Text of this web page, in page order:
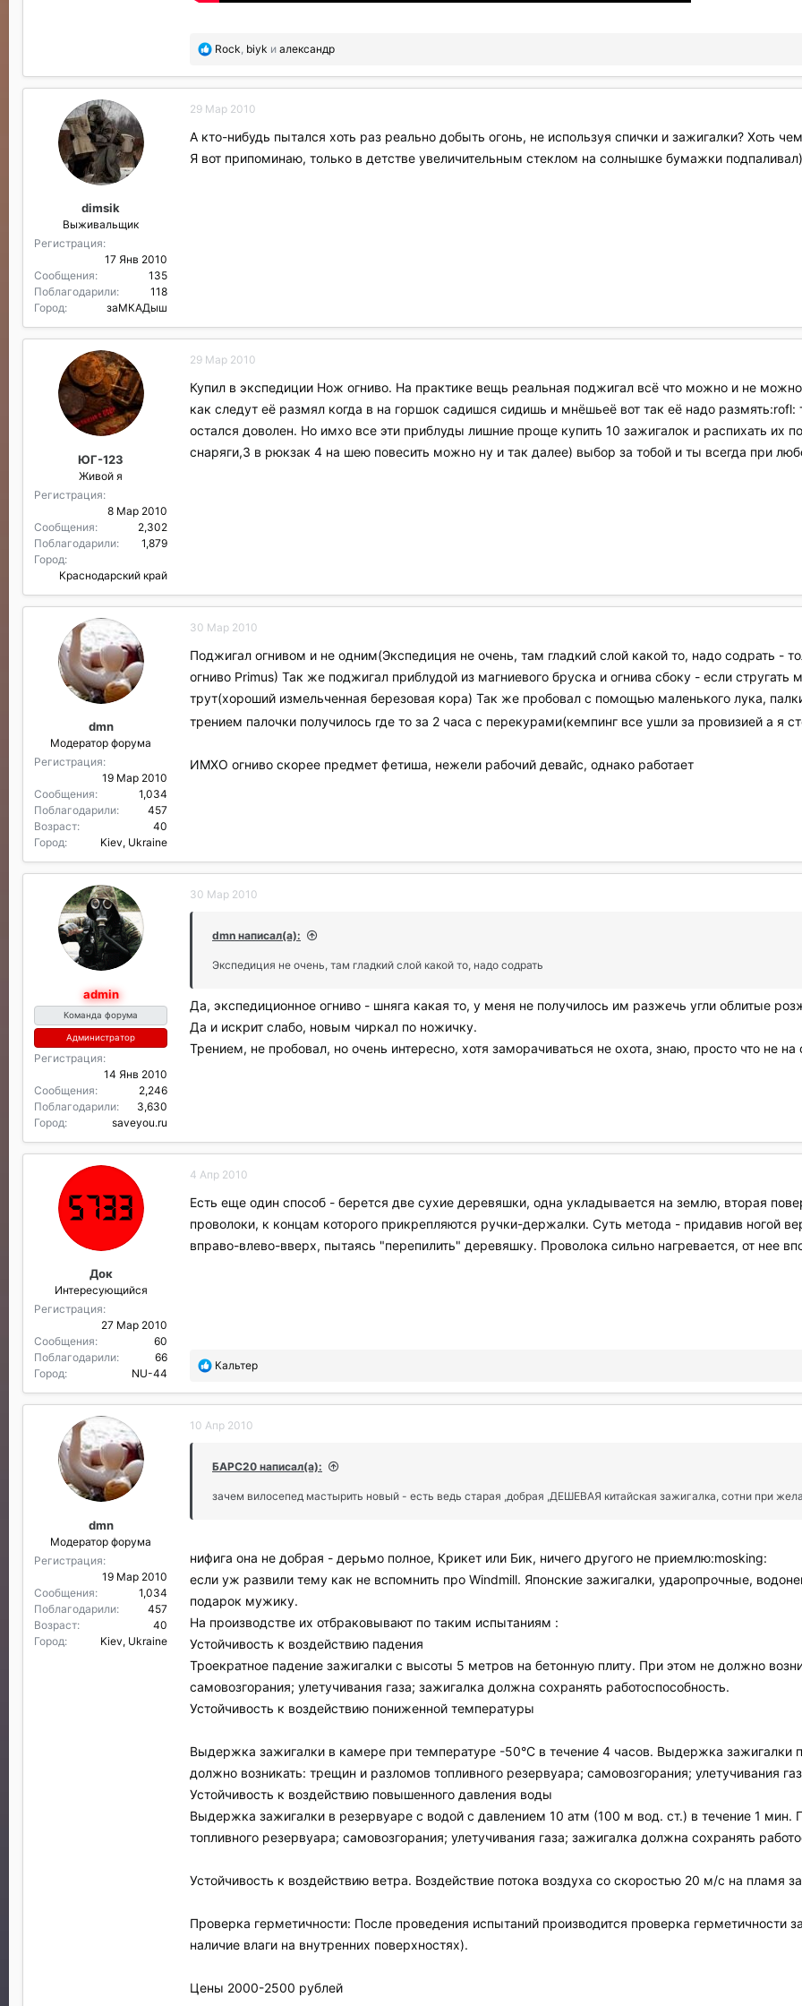
П
б
а
о
д
Rock biyk и александр
dimsik
Выживальщик
Регистрация
17 Янв 2010
Сообщения
135
Поблагодарили
118
Город
заМКАДыш
29 Мар 2010
А кто-нибудь пытался хоть раз реально добыть огонь, не используя спички и зажигалки? Хоть
Я вот припоминаю, только в детстве увеличительным стеклом на солнышке бумажки
ЮГ-123
Живой я
Регистрация
8 Мар 2010
Сообщения
2,302
Поблагодарили
1,879
Город
Краснодарский край
29 Мар 2010
Купил в экспедиции Нож огниво. На практике вещь реальная поджигал всё что можно и не
как следут её размял когда в на горшок садишся сидишь и мнёшьеё вот так её надо
остался доволен. Но имхо все эти приблуды лишние проще купить 10 зажигалок и распихать их
снаряги,3 в рюкзак 4 на шею повесить можно ну и так далее) выбор за тобой и ты всегда при
dmn
Модератор форума
Регистрация
19 Мар 2010
Сообщения
1,034
Поблагодарили
457
Возраст
40
Город
Kiev, Ukraine
30 Мар 2010
Поджигал огнивом и не одним(Экспедиция не очень, там гладкий слой какой то, надо содрать -
огниво Primus) Так же поджигал приблудой из магниевого бруска и огнива сбоку - если
трут(хороший измельченная березовая кора) Так же пробовал с помощью маленького лука,
трением палочки получилось где то за 2 часа с перекурами(кемпинг все ушли за провизией а я
ИМХО огниво скорее предмет фетиша, нежели рабочий девайс, однако работает
admin
Команда форума
Администратор
Регистрация
14 Янв 2010
Сообщения
2,246
Поблагодарили
3,630
Город
saveyou.ru
30 Мар 2010
dmn написал(а):
Экспедиция не очень, там гладкий слой какой то, надо содрать
Да, экспедиционное огниво - шняга какая то, у меня не получилось им разжечь угли облитые
Да и искрит слабо, новым чиркал по ножичку.
Трением, не пробовал, но очень интересно, хотя заморачиваться не охота, знаю, просто что не на
Док
Интересующийся
Регистрация
27 Мар 2010
Сообщения
60
Поблагодарили
66
Город
NU-44
4 Апр 2010
Есть еще один способ - берется две сухие деревяшки, одна укладывается на землю, вторая
проволоки, к концам которого прикрепляются ручки-держалки. Суть метода - придавив ногой
вправо-влево-вверх, пытаясь "перепилить" деревяшку. Проволока сильно нагревается, от нее
П
б
а
о
а
и
:
Кальтер
dmn
Модератор форума
Регистрация
19 Мар 2010
Сообщения
1,034
Поблагодарили
457
Возраст
40
Город
Kiev, Ukraine
10 Апр 2010
БАРС20 написал(а):
зачем вилосепед мастырить новый - есть ведь старая ,добрая ,ДЕШЕВАЯ китайская зажигалка, сотни при
нифига она не добрая - дерьмо полное, Крикет или Бик, ничего другого не приемлю:mosking:
если уж развили тему как не вспомнить про Windmill. Японские зажигалки, ударопрочные,
подарок мужику.
На производстве их отбраковывают по таким испытаниям :
Устойчивость к воздействию падения
Троекратное падение зажигалки с высоты 5 метров на бетонную плиту. При этом не должно
самовозгорания; улетучивания газа; зажигалка должна сохранять работоспособность.
Устойчивость к воздействию пониженной температуры
Выдержка зажигалки в камере при температуре -50°C в течение 4 часов. Выдержка зажигалки
должно возникать: трещин и разломов топливного резервуара; самовозгорания; улетучивания
Устойчивость к воздействию повышенного давления воды
Выдержка зажигалки в резервуаре с водой с давлением 10 атм (100 м вод. ст.) в течение 1
топливного резервуара; самовозгорания; улетучивания газа; зажигалка должна сохранять
Устойчивость к воздействию ветра. Воздействие потока воздуха со скоростью 20 м/с на пламя
Проверка герметичности: После проведения испытаний производится проверка герметичности
наличие влаги на внутренних поверхностях).
Цены 2000-2500 рублей